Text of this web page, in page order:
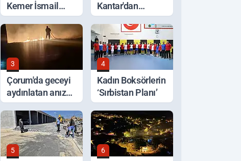
Kemer İsmail
Balaban'ın Oldu
Kantar'dan
Selden Etkilenen
Bölgelerde
İnceleme
3
Çorum'da geceyi
aydınlatan anız
yangını korkuttu
4
Kadın Boksörlerin
‘Sırbistan Planı’
5 6